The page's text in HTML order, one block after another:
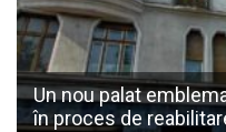
Un nou palat
în proces de